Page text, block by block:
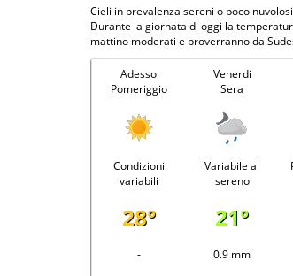
Cieli in prevalenza sereni o poco
Durante la giornata di oggi la
mattino moderati e proverranno da
Adesso
Pomeriggio
Venerdi
Sera
Condizioni
variabili
Variabile al
sereno
28° 21°
- 0.9 mm